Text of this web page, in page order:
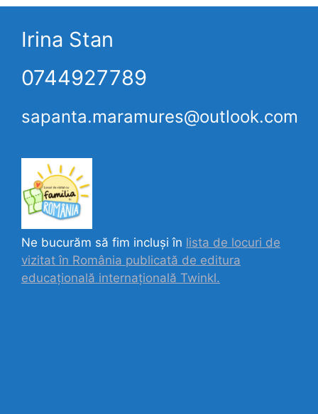
Irina Stan
0744927789
sapanta.maramures@outlook.com
Ne bucurăm să fim incluși în lista de locuri de
vizitat în România publicată de editura
educațională internațională Twinkl.